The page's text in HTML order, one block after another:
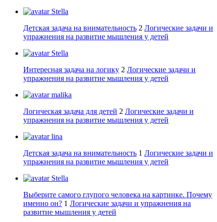
Stella
Детская задача на внимательность 2 Логические задачи и
упражнения на развитие мышления у детей
Stella
Интересная задача на логику 2 Логические задачи и
упражнения на развитие мышления у детей
malika
Логическая задача для детей 2 Логические задачи и
упражнения на развитие мышления у детей
lina
Детская задача на внимательность 1 Логические задачи и
упражнения на развитие мышления у детей
Stella
Выберите самого глупого человека на картинке. Почему
именно он? 1 Логические задачи и упражнения на
развитие мышления у детей